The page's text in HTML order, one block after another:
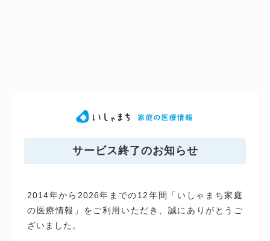
サービス終了のお知らせ
2014年から2026年までの12年間「いしゃまち家庭
の医療情報」をご利用いただき、誠にありがとうご
ざいました。